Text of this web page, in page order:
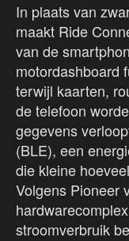
In plaats van
maakt Ride
van de
motordashboard
terwijl kaarten,
de telefoon
gegevens
(BLE), een
die kleine
Volgens Pioneer
stroomverbruik